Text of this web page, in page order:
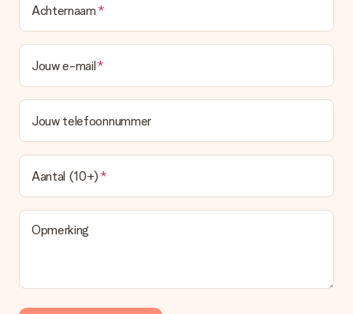
Achternaam
Jouw e-mail
Jouw telefoonnummer
Aantal (10+)
Opmerking